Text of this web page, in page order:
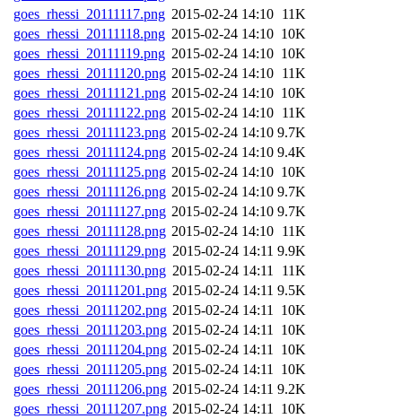
goes_rhessi_20111117.png 2015-02-24 14:10 11K
goes_rhessi_20111118.png 2015-02-24 14:10 10K
goes_rhessi_20111119.png 2015-02-24 14:10 10K
goes_rhessi_20111120.png 2015-02-24 14:10 11K
goes_rhessi_20111121.png 2015-02-24 14:10 10K
goes_rhessi_20111122.png 2015-02-24 14:10 11K
goes_rhessi_20111123.png 2015-02-24 14:10 9.7K
goes_rhessi_20111124.png 2015-02-24 14:10 9.4K
goes_rhessi_20111125.png 2015-02-24 14:10 10K
goes_rhessi_20111126.png 2015-02-24 14:10 9.7K
goes_rhessi_20111127.png 2015-02-24 14:10 9.7K
goes_rhessi_20111128.png 2015-02-24 14:10 11K
goes_rhessi_20111129.png 2015-02-24 14:11 9.9K
goes_rhessi_20111130.png 2015-02-24 14:11
11K
goes_rhessi_20111201.png 2015-02-24 14:11 9.5K
goes_rhessi_20111202.png 2015-02-24 14:11 10K
goes_rhessi_20111203.png 2015-02-24 14:11 10K
goes_rhessi_20111204.png 2015-02-24 14:11 10K
goes_rhessi_20111205.png 2015-02-24 14:11 10K
goes_rhessi_20111206.png 2015-02-24 14:11 9.2K
goes_rhessi_20111207.png 2015-02-24 14:11 10K